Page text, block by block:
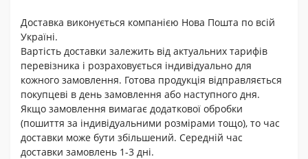
Доставка виконується компанією Нова Пошта по всій
Україні.
Вартість доставки залежить від актуальних тарифів
перевізника і розраховується індивідуально для
кожного замовлення. Готова продукція відправляється
покупцеві в день замовлення або наступного дня.
Якщо замовлення вимагає додаткової обробки
(пошиття за індивідуальними розмірами тощо), то час
доставки може бути збільшений. Середній час
доставки замовлень 1-3 дні.